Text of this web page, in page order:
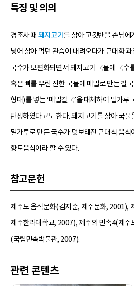
특징 및 의의
경조사 때 돼지고기 를 삶아 고깃반을 손님
넣어 삶아 먹던 관습이 내려오다가 근대화
국수가 보편화되면서 돼지고기 국물에 국수
혹은 뼈를 우린 진한 국물에 메밀로 만든 칼
형태)를 넣는 ‘메밀칼국’을 대체하여 밀가루
탄생하였다고도 한다. 돼지고기를 삶아 국물
밀가루로 만든 국수가 덧보태진 근대식 음식
향토음식이라 할 수 있다.
참고문헌
제주도 음식문화(김지순, 제주문화, 2001),
제주한라대학교, 2007), 제주의 민속4(제주
(국립민속박물관, 2007).
관련 콘텐츠